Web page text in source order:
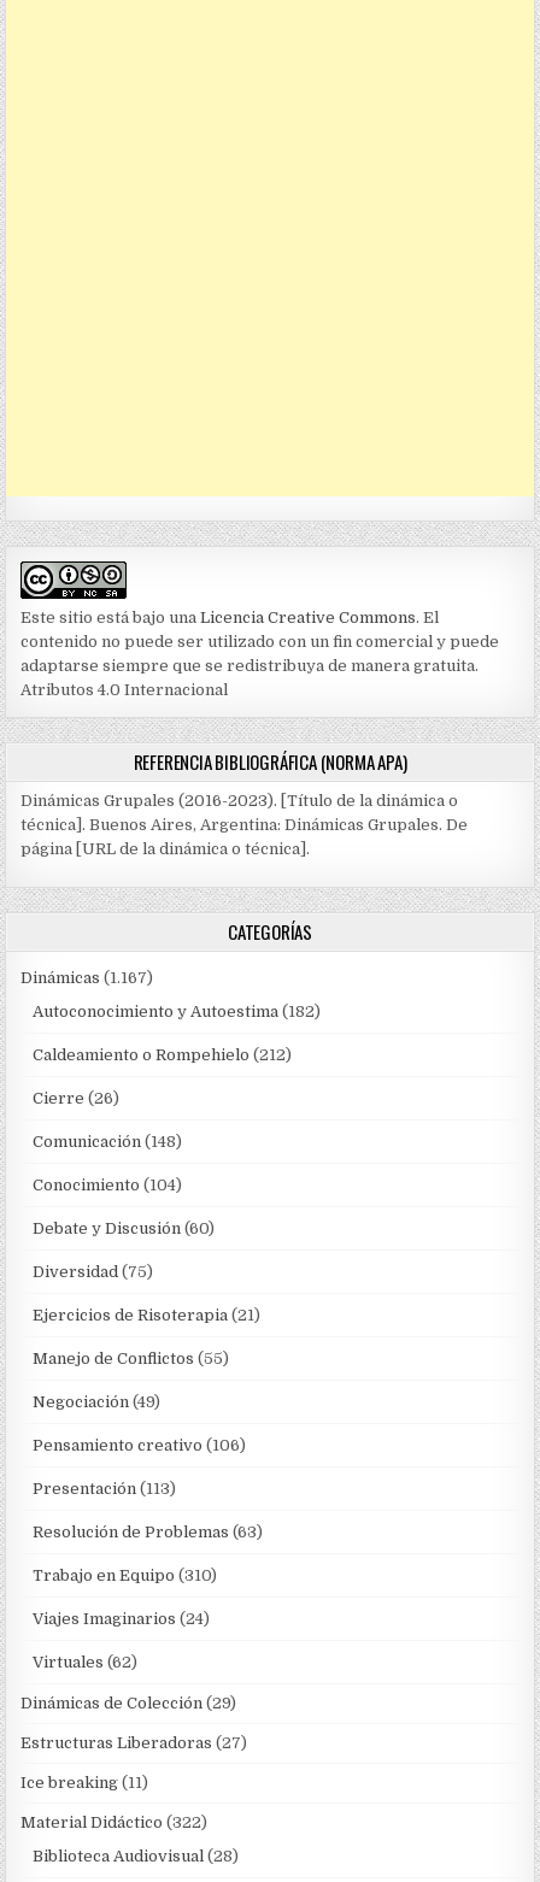
Este sitio está bajo unaLicencia Creative Commons. El
contenido no puede ser utilizado con un fin comercial y puede
adaptarse siempre que se redistribuya de manera gratuita.
Atributos 4.0 Internacional
REFERENCIA BIBLIOGRÁFICA (NORMA APA)
Dinámicas Grupales (2016-2023). [Título de la dinámica o
técnica]. Buenos Aires, Argentina: Dinámicas Grupales. De
página [URL de la dinámica o técnica].
CATEGORÍAS
Dinámicas (1.167)
Autoconocimiento y Autoestima (182)
Caldeamiento o Rompehielo (212)
Cierre (26)
Comunicación (148)
Conocimiento (104)
Debate y Discusión (60)
Diversidad (75)
Ejercicios de Risoterapia (21)
Manejo de Conflictos (55)
Negociación (49)
Pensamiento creativo (106)
Presentación (113)
Resolución de Problemas (63)
Trabajo en Equipo (310)
Viajes Imaginarios (24)
Virtuales (62)
Dinámicas de Colección (29)
Estructuras Liberadoras (27)
Ice breaking (11)
Material Didáctico (322)
Biblioteca Audiovisual (28)